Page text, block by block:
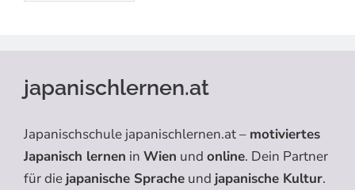
japanischlernen.at
Japanischschule japanischlernen.at – motiviertes
Japanisch lernen in Wien und online. Dein Partner
für die japanische Sprache und japanische Kultur.